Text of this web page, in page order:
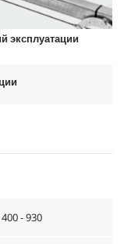
эксплуатации
400 - 930